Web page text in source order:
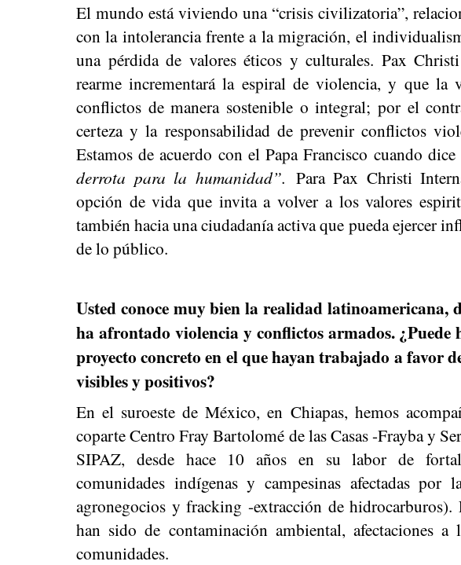
El mundo está viviendo una “crisis civilizatoria”,
con la intolerancia frente a la migración, el
una pérdida de valores éticos y culturales. Pax
rearme incrementará la espiral de violencia, y que la
conflictos de manera sostenible o integral; por el
certeza y la responsabilidad de prevenir conflictos
Estamos de acuerdo con el Papa Francisco cuando dice
derrota para la humanidad”. Para Pax Christi
opción de vida que invita a volver a los valores
también hacia una ciudadanía activa que pueda ejercer
de lo público.
Usted conoce muy bien la realidad latinoamericana,
ha afrontado violencia y conflictos armados. ¿Puede
proyecto concreto en el que hayan trabajado a favor
visibles y positivos?
En el suroeste de México, en Chiapas, hemos
coparte Centro Fray Bartolomé de las Casas -Frayba y
SIPAZ, desde hace 10 años en su labor de
comunidades indígenas y campesinas afectadas por
agronegocios y fracking -extracción de
han sido de contaminación ambiental, afectaciones
comunidades.